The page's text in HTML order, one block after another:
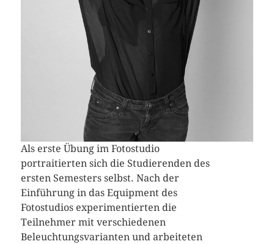
Als erste Übung im Fotostudio
portraitierten sich die Studierenden des
ersten Semesters selbst. Nach der
Einführung in das Equipment des
Fotostudios experimentierten die
Teilnehmer mit verschiedenen
Beleuchtungsvarianten und arbeiteten